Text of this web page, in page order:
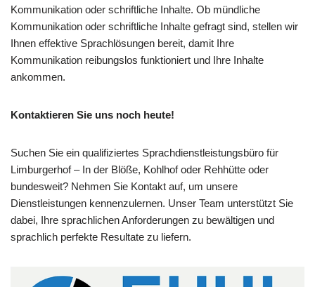
Kommunikation oder schriftliche Inhalte. Ob mündliche
Kommunikation oder schriftliche Inhalte gefragt sind, stellen wir
Ihnen effektive Sprachlösungen bereit, damit Ihre
Kommunikation reibungslos funktioniert und Ihre Inhalte
ankommen.
Kontaktieren Sie uns noch heute!
Suchen Sie ein qualifiziertes Sprachdienstleistungsbüro für
Limburgerhof – In der Blöße, Kohlhof oder Rehhütte oder
bundesweit? Nehmen Sie Kontakt auf, um unsere
Dienstleistungen kennenzulernen. Unser Team unterstützt Sie
dabei, Ihre sprachlichen Anforderungen zu bewältigen und
sprachlich perfekte Resultate zu liefern.